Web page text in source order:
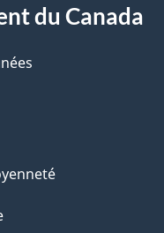
du Canada